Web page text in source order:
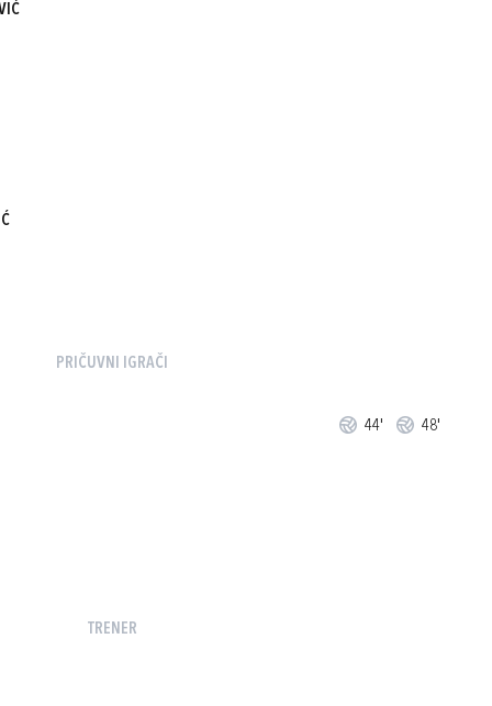
PRIČUVNI IGRAČI
44' 48'
TRENER